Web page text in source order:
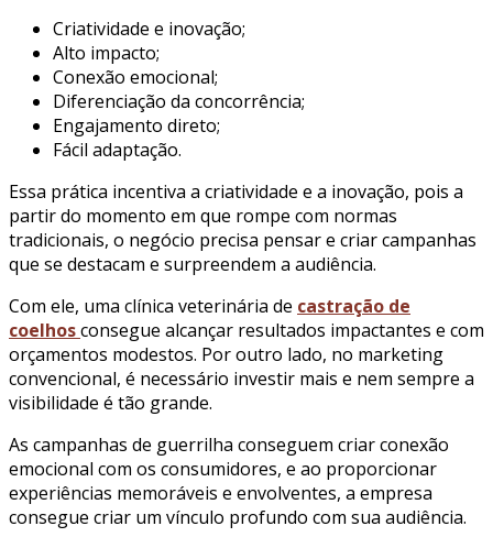
Criatividade e inovação;
Alto impacto;
Conexão emocional;
Diferenciação da concorrência;
Engajamento direto;
Fácil adaptação.
Essa prática incentiva a criatividade e a inovação, pois a
partir do momento em que rompe com normas
tradicionais, o negócio precisa pensar e criar campanhas
que se destacam e surpreendem a audiência.
Com ele, uma clínica veterinária de castração de
coelhosconsegue alcançar resultados impactantes e com
orçamentos modestos. Por outro lado, no marketing
convencional, é necessário investir mais e nem sempre a
visibilidade é tão grande.
As campanhas de guerrilha conseguem criar conexão
emocional com os consumidores, e ao proporcionar
experiências memoráveis e envolventes, a empresa
consegue criar um vínculo profundo com sua audiência.